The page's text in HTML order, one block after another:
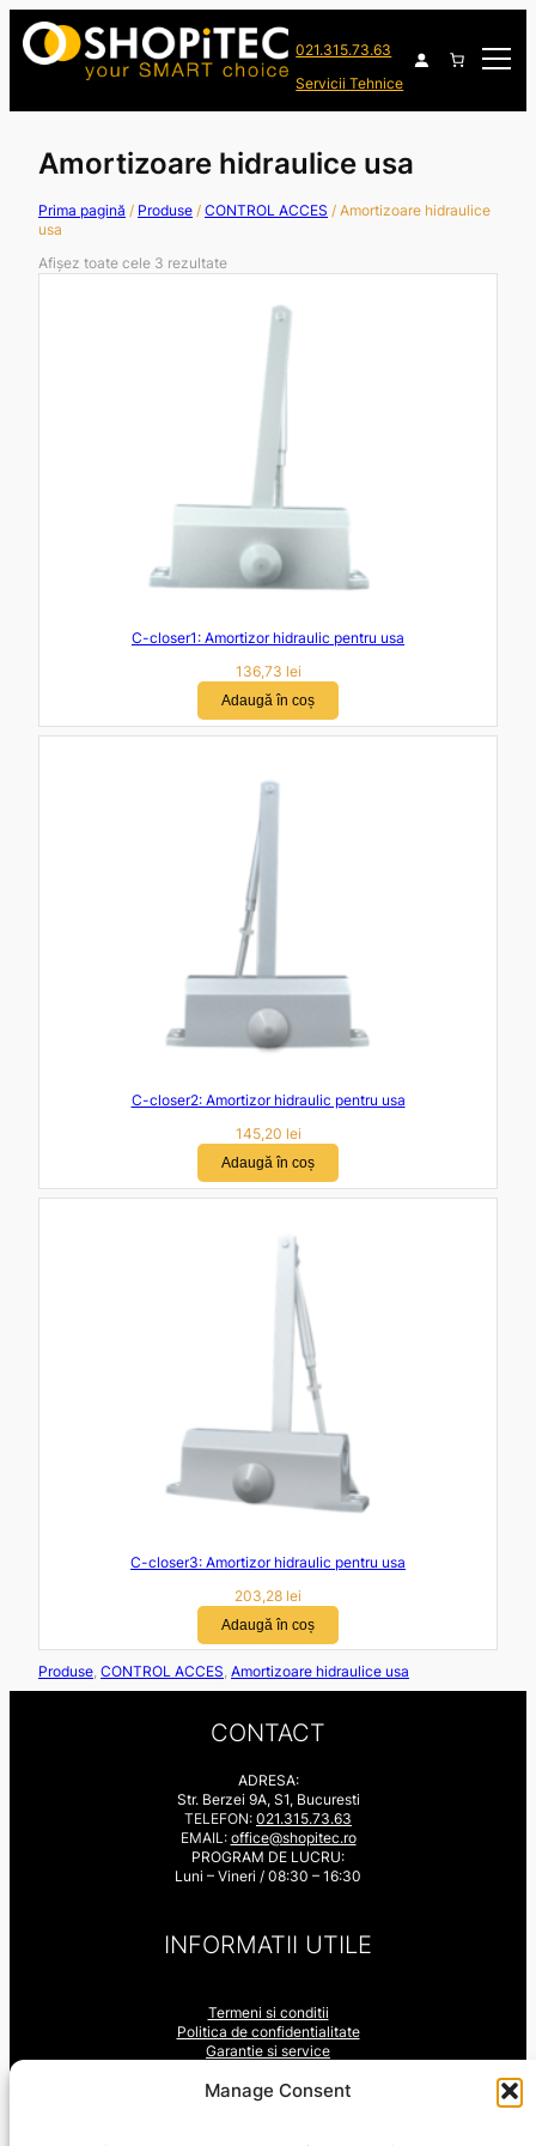
Manage Consent
021.315.73.63
Servicii Tehnice
Amortizoare hidraulice usa
Prima pagină / Produse / CONTROL ACCES / Amortizoare hidraulice
usa
Afișez toate cele 3 rezultate
C-closer1: Amortizor hidraulic pentru usa
136,73 lei
Adaugă în coș
C-closer2: Amortizor hidraulic pentru usa
145,20 lei
Adaugă în coș
C-closer3: Amortizor hidraulic pentru usa
203,28 lei
Adaugă în coș
Produse, CONTROL ACCES, Amortizoare hidraulice usa
CONTACT
ADRESA:
Str. Berzei 9A, S1, Bucuresti
TELEFON: 021.315.73.63
EMAIL: office@shopitec.ro
PROGRAM DE LUCRU:
Luni – Vineri / 08:30 – 16:30
INFORMATII UTILE
Termeni si conditii
Politica de confidentialitate
Garantie si service
LinkedIn YouTube Facebook